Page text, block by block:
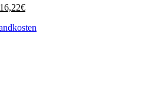
16,22€Aktueller
ist: